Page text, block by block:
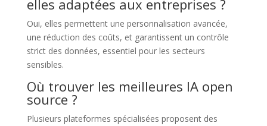
elles adaptées aux entreprises ?
Oui, elles permettent une personnalisation avancée,
une réduction des coûts, et garantissent un contrôle
strict des données, essentiel pour les secteurs
sensibles.
Où trouver les meilleures IA open
source ?
Plusieurs plateformes spécialisées proposent des